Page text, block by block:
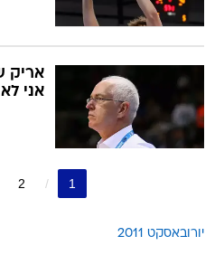
אריק
אני לא
1
2
יורובאסקט 2011